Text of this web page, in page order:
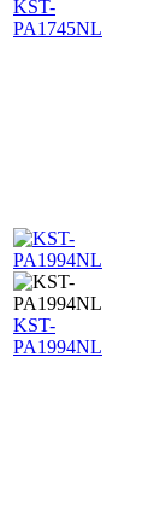
KST-
PA1745NL
KST-
PA1994NL